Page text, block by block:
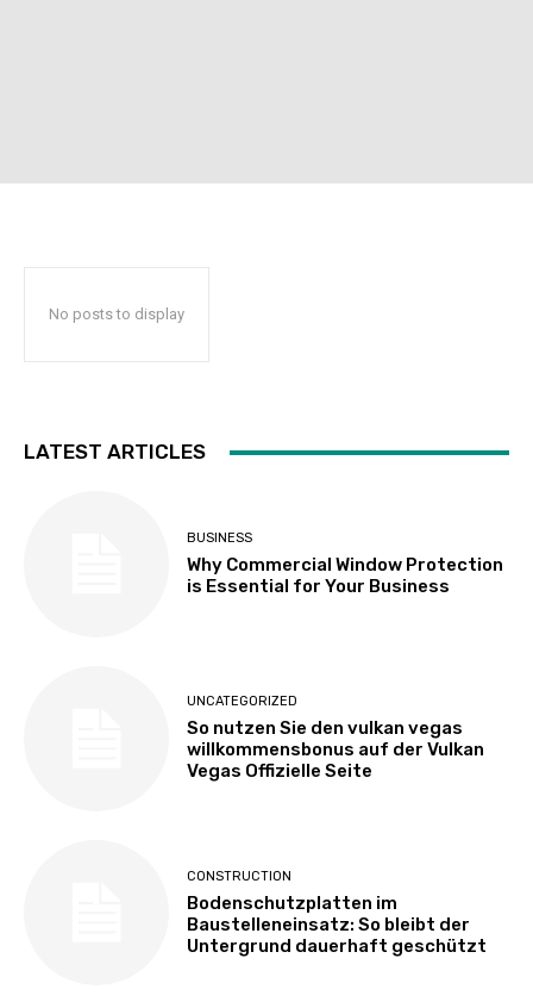
No posts to display
LATEST ARTICLES
BUSINESS
Why Commercial Window Protection
is Essential for Your Business
UNCATEGORIZED
So nutzen Sie den vulkan vegas
willkommensbonus auf der Vulkan
Vegas Offizielle Seite
CONSTRUCTION
Bodenschutzplatten im
Baustelleneinsatz: So bleibt der
Untergrund dauerhaft geschützt